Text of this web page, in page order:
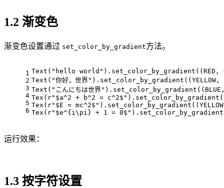
1.2 渐变色
渐变色设置通过 set_color_by_gradient方法。
1
2
3
4
5
6
Text("hello world").set_color_by_gradient((RED,
Text("你好，世界").set_color_by_gradient((YELLOW,
Text("こんにちは世界
Tex(r"$a^2 + b^2 =
Tex(r"$E =
Tex(r"$e^{i\pi} + 1 =
运行效果：
1.3 按字符设置